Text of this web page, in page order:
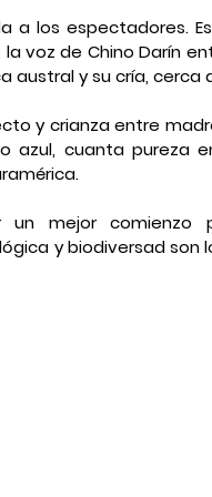
a los espectadores.
voz de Chino Darín
austral y su cría,
y crianza entre
azul, cuanta pureza
un mejor comienzo
y biodiversad son